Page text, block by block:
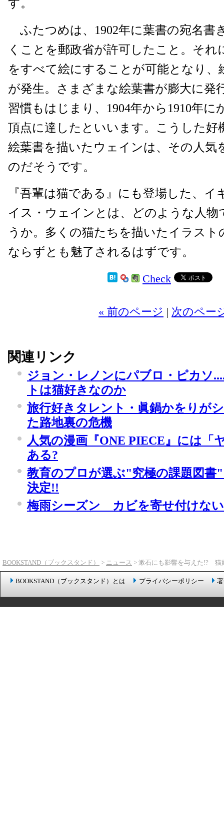
す。
ふたつめは、1902年に葉書の宛名書
くことを郵政省が許可したこと。それ
をすべて絵にすることが可能となり、
が発生。さまざまな絵葉書が膨大に発
習慣もはじまり、1904年から1910年に
頂点に達したといいます。こうした好
絵葉書を描いたウェインは、その人気
のだそうです。
『吾輩は猫である』にも登場した、イ
イス・ウェインとは、どのような人
うか。多くの猫たちを描いたイラスト
ならずとも魅了されるはずです。
Check
« 前のページ | 次のペー
関連リンク
ジョン・レノンにパブロ・ピカソ
トは猫好きなのか
旅行好きタレント・眞鍋かをりが
た路地裏の危機
人気の漫画『ONE PIECE』には「
ある?
教育のプロが選ぶ"究極の課題図書
決定!!
梅雨シーズン カビを寄せ付けな
BOOKSTAND（ブックスタンド） > ニュース > 漱石にも影響を与えた!? 猫
BOOKSTAND（ブックスタンド）とは プライバシーポリシー